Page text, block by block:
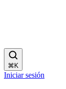
⌘ K
Iniciar sesión